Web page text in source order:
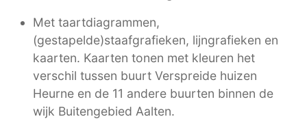
Met taartdiagrammen,
(gestapelde)staafgrafieken, lijngrafieken en
kaarten. Kaarten tonen met kleuren het
verschil tussen buurt Verspreide huizen
Heurne en de 11 andere buurten binnen de
wijk Buitengebied Aalten.